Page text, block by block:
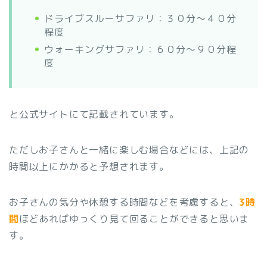
ドライブスルーサファリ：３０分～４０分
程度
ウォーキングサファリ：６０分～９０分程
度
と公式サイトにて記載されています。
ただしお子さんと一緒に楽しむ場合などには、上記の
時間以上にかかると予想されます。
お子さんの気分や休憩する時間などを考慮すると、 3時
間ほどあればゆっくり見て回ることができると思いま
す。